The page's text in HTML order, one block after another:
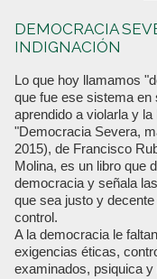
DEMOCRACIA
INDIGNACIÓN
Lo que hoy llamamos
que fue ese sistema
aprendido a violarla y
"Democracia Severa,
2015), de Francisco
Molina, es un libro que
democracia y señala
que sea justo y
control.
A la democracia le
exigencias éticas,
examinados, psiquica